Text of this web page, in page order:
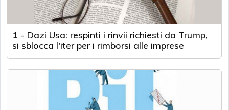
1 - Dazi Usa: respinti i rinvii richiesti da Trump,
si sblocca l'iter per i rimborsi alle imprese